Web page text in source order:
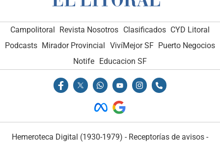
Campolitoral Revista Nosotros Clasificados CYD Litoral
Podcasts Mirador Provincial VivíMejor SF Puerto Negocios
Notife
Educacion SF
Hemeroteca Digital (1930-1979) - Receptorías de avisos -